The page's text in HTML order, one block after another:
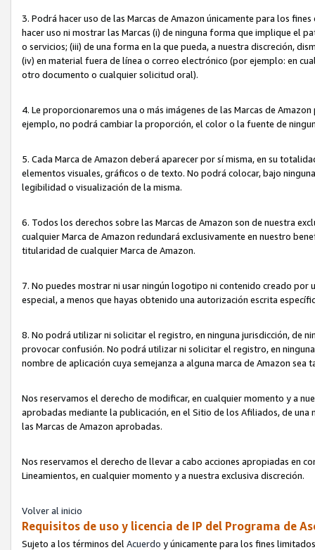
3. Podrá hacer uso de las Marcas de Amazon únicamente para los
hacer uso ni mostrar las Marcas (i) de ninguna forma que implique el
o servicios; (iii) de una forma en la que pueda, a nuestra discreción,
(iv) en material fuera de línea o correo electrónico (por ejemplo: en
otro documento o cualquier solicitud oral).
4. Le proporcionaremos una o más imágenes de las Marcas de
ejemplo, no podrá cambiar la proporción, el color o la fuente de
5. Cada Marca de Amazon deberá aparecer por sí misma, en su
elementos visuales, gráficos o de texto. No podrá colocar, bajo
legibilidad o visualización de la misma.
6. Todos los derechos sobre las Marcas de Amazon son de nuestra
cualquier Marca de Amazon redundará exclusivamente en nuestro
titularidad de cualquier Marca de Amazon.
7. No puedes mostrar ni usar ningún logotipo ni contenido creado por
especial, a menos que hayas obtenido una autorización escrita
8. No podrá utilizar ni solicitar el registro, en ninguna jurisdicción, de
provocar confusión. No podrá utilizar ni solicitar el registro, en
nombre de aplicación cuya semejanza a alguna marca de Amazon
Nos reservamos el derecho de modificar, en cualquier momento y a
aprobadas mediante la publicación, en el Sitio de los Afiliados, de
las Marcas de Amazon aprobadas.
Nos reservamos el derecho de llevar a cabo acciones apropiadas en
Lineamientos, en cualquier momento y a nuestra exclusiva discreción.
Volver al inicio
Requisitos de uso y licencia de IP del Programa de
Sujeto a los términos del Acuerdo y únicamente para los fines